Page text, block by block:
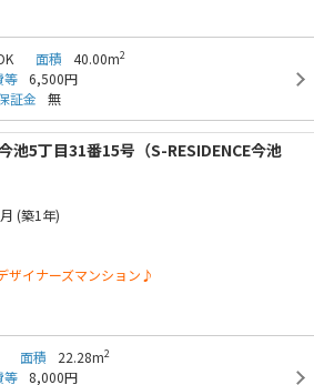
面積 40.00m2
等 6,500円
証金 無
池5丁目31番15号（S-RESIDENCE今池
(築1年)
ザイナーズマンション♪
面積 22.28m2
等 8,000円